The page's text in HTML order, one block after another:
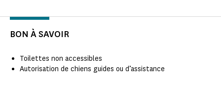
BON À SAVOIR
Toilettes non accessibles
Autorisation de chiens guides ou d’assistance